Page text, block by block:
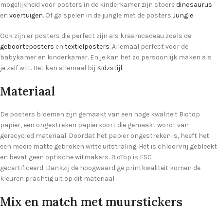
mogelijkheid voor posters in de kinderkamer zijn stoeredinosaurus
en voertuigen. Of ga spelen in de jungle met de posters Jungle.
Ook zijn er posters die perfect zijn als kraamcadeau zoals de
geboorteposters en textielposters. Allemaal perfect voor de
babykamer en kinderkamer. En je kan het zo persoonlijk maken als
je zelf wilt. Het kan allemaal bij Kidzstijl.
Materiaal
De posters bloemen zijn gemaakt van een hoge kwaliteit Biotop
papier, een ongestreken papiersoort die gemaakt wordt van
gerecycled materiaal. Doordat het papier ongestreken is, heeft het
een mooie matte gebroken witte uitstraling. Het is chloorvrij gebleekt
en bevat geen optische witmakers. BioTop is FSC
gecertificeerd. Dankzij de hoogwaardige printkwaliteit komen de
kleuren prachtig uit op dit materiaal.
Mix en match met muurstickers